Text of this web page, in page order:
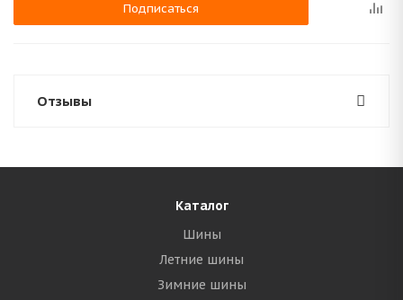
Подписаться
Отзывы
Каталог
Шины
Летние шины
Зимние шины